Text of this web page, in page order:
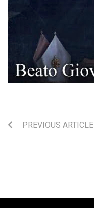
PREVIOUS ARTICLE